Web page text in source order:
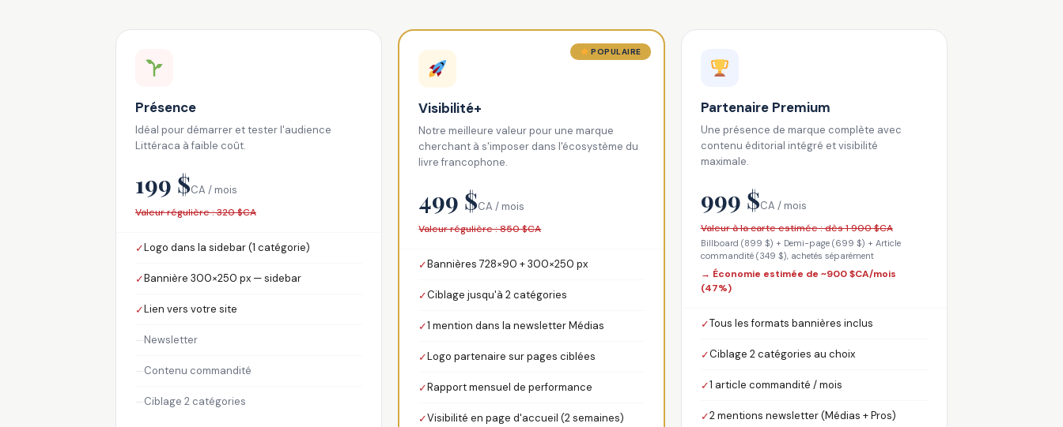
Présence
Idéal pour démarrer et tester l'audience
Littéraca à faible coût.
199 $CA / mois
Valeur régulière : 320 $CA
✓Logo dans la sidebar (1 catégorie)
✓Bannière 300×250 px — sidebar
✓Lien vers votre site
—Newsletter
—Contenu commandité
—Ciblage 2 catégories
POPULAIRE
Visibilité+
Notre meilleure valeur pour une marque
cherchant à s'imposer dans l'écosystème du
livre francophone.
499 $CA / mois
Valeur régulière : 850 $CA
✓Bannières 728×90 + 300×250 px
✓Ciblage jusqu'à 2 catégories
✓1 mention dans la newsletter Médias
✓Logo partenaire sur pages ciblées
✓Rapport mensuel de performance
✓Visibilité en page d'accueil (2 semaines)
Partenaire Premium
Une présence de marque complète avec
contenu éditorial intégré et visibilité
maximale.
999 $CA / mois
Valeur à la carte estimée : dès 1 900 $CA
Billboard (899 $) + Demi-page (699 $) + Article
commandité (349 $), achetés séparément
→ Économie estimée de ~900 $CA/mois
(47%)
✓Tous les formats bannières inclus
✓Ciblage 2 catégories au choix
✓1 article commandité / mois
✓2 mentions newsletter (Médias + Pros)